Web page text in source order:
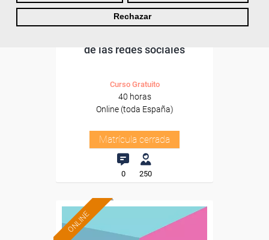
Rechazar
Cursos Femxa
de las redes sociales
Curso Gratuito
40 horas
Online (toda España)
Matrícula cerrada
0 250
ONLINE